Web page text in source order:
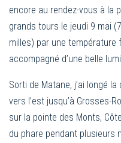
encore au rendez-vous à la
grands tours le jeudi 9 mai
milles) par une température
accompagné d’une belle
Sorti de Matane, j’ai longé
vers l’est jusqu’à Grosses-
sur la pointe des Monts,
du phare pendant plusieurs